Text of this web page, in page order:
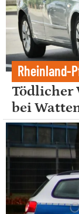
Rheinland-
Tödlicher
bei